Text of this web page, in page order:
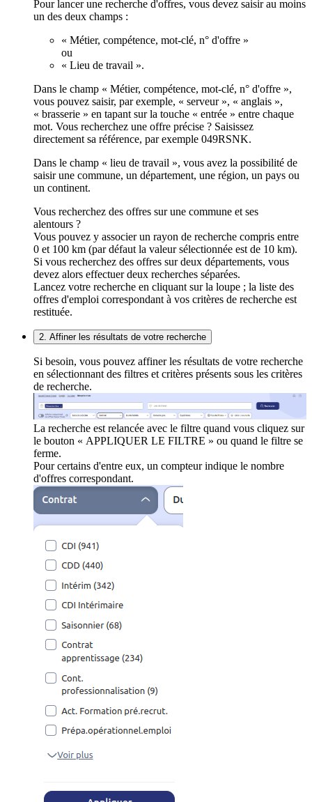
Pour lancer une recherche d'offres, vous devez saisir au moins
un des deux champs :
« Métier, compétence, mot-clé, n° d'offre »
ou
« Lieu de travail ».
Dans le champ « Métier, compétence, mot-clé, n° d'offre »,
vous pouvez saisir, par exemple, « serveur », « anglais »,
« brasserie » en tapant sur la touche « entrée » entre chaque
mot. Vous recherchez une offre précise ? Saisissez
directement sa référence, par exemple 049RSNK.
Dans le champ « lieu de travail », vous avez la possibilité de
saisir une commune, un département, une région, un pays ou
un continent.
Vous recherchez des offres sur une commune et ses
alentours ?
Vous pouvez y associer un rayon de recherche compris entre
0 et 100 km (par défaut la valeur sélectionnée est de 10 km).
Si vous recherchez des offres sur deux départements, vous
devez alors effectuer deux recherches séparées.
Lancez votre recherche en cliquant sur la loupe ; la liste des
offres d'emploi correspondant à vos critères de recherche est
restituée.
2. Affiner les résultats de votre recherche
Si besoin, vous pouvez affiner les résultats de votre recherche
en sélectionnant des filtres et critères présents sous les critères
de recherche.
La recherche est relancée avec le filtre quand vous cliquez sur
le bouton « APPLIQUER LE FILTRE » ou quand le filtre se
ferme.
Pour certains d'entre eux, un compteur indique le nombre
d'offres correspondant.